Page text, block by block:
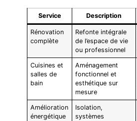
Service Description
Rénovation
complète
Refonte intégrale
de l’espace de vie
ou professionnel
Cuisines et
salles de
bain
Aménagement
fonctionnel et
esthétique sur
mesure
Amélioration
énergétique
Isolation,
systèmes